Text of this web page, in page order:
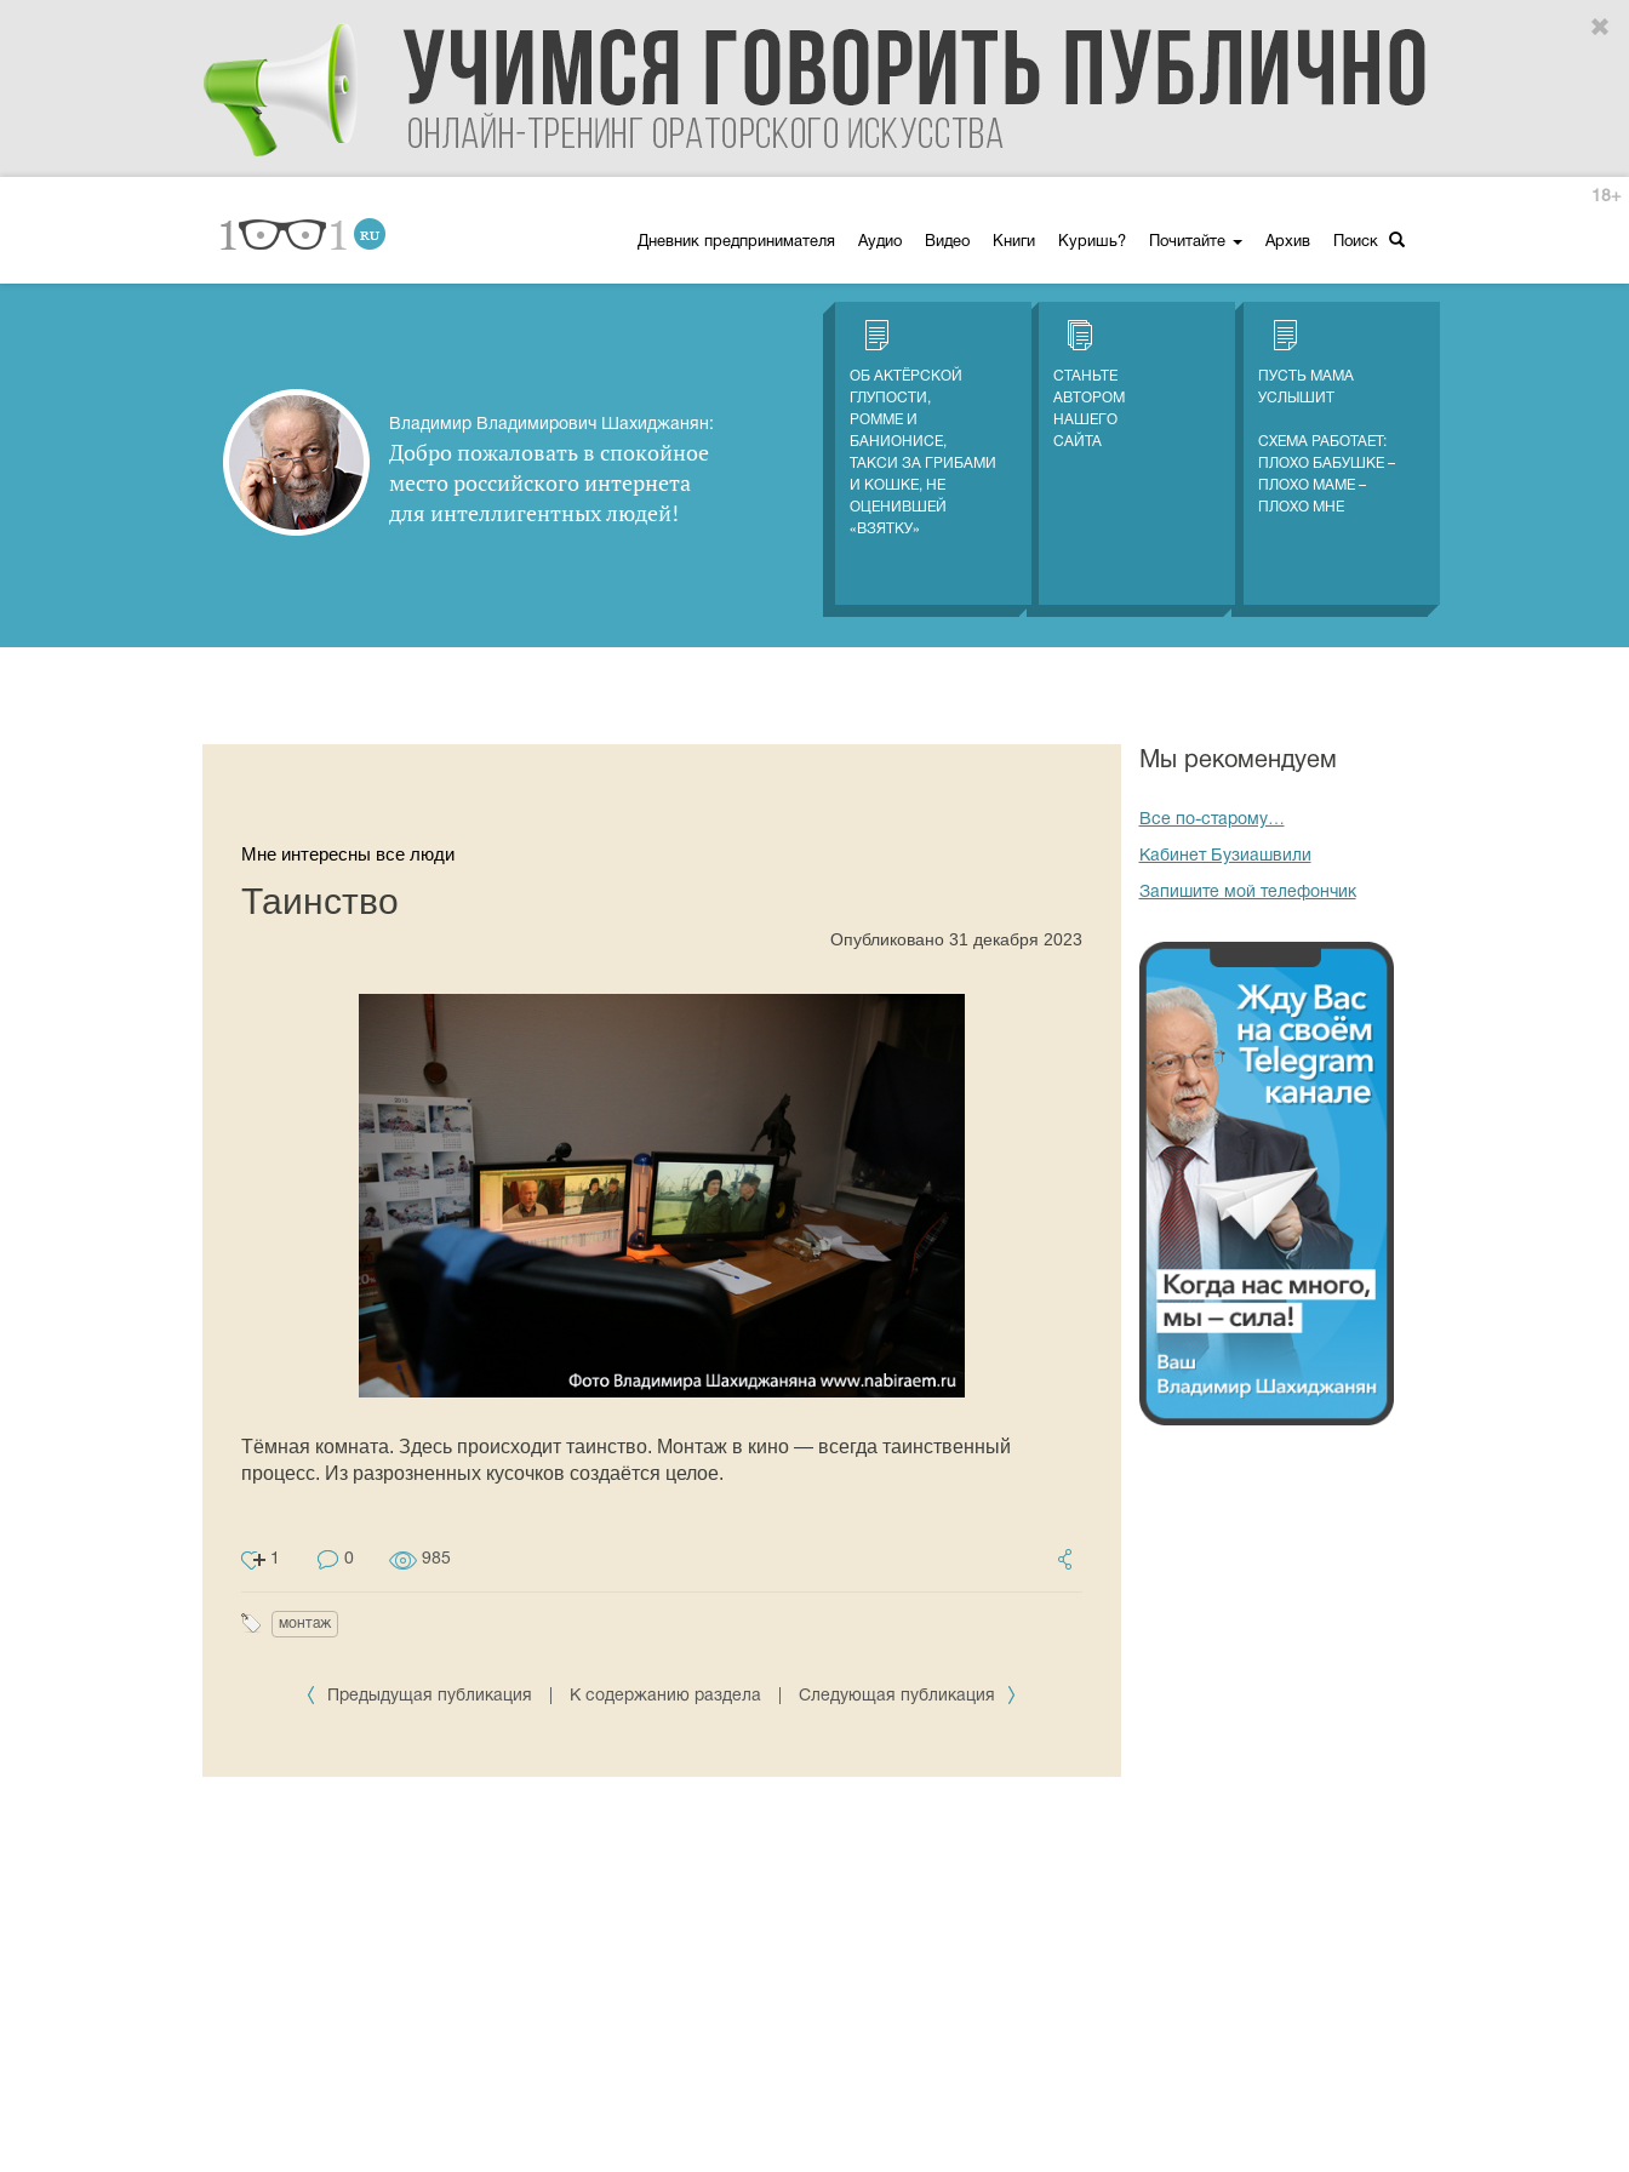
Дневник предпринимателя Аудио Видео Книги Куришь? Почитайте Архив Поиск
18+
Владимир Владимирович Шахиджанян:
Добро пожаловать в спокойное
место российского интернета
для интеллигентных людей!
ОБ АКТЁРСКОЙ
ГЛУПОСТИ,
РОММЕ И
БАНИОНИСЕ,
ТАКСИ ЗА ГРИБАМИ
И КОШКЕ, НЕ
ОЦЕНИВШЕЙ
«ВЗЯТКУ»
СТАНЬТЕ
АВТОРОМ
НАШЕГО
САЙТА
ПУСТЬ МАМА
УСЛЫШИТ
СХЕМА РАБОТАЕТ:
ПЛОХО БАБУШКЕ –
ПЛОХО МАМЕ –
ПЛОХО МНЕ
Мне интересны все люди
Таинство
Опубликовано 31 декабря 2023
Тёмная комната. Здесь происходит таинство. Монтаж в кино — всегда таинственный
процесс. Из разрозненных кусочков создаётся целое.
1 0 985
монтаж
Предыдущая публикация К содержанию раздела Следующая публикация
Мы рекомендуем
Все по-старому…
Кабинет Бузиашвили
Запишите мой телефончик